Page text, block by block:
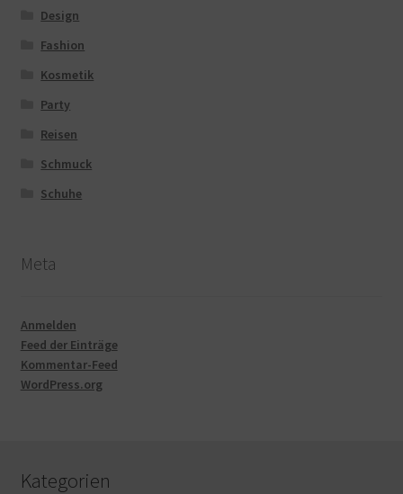
Design
Fashion
Kosmetik
Party
Reisen
Schmuck
Schuhe
Meta
Anmelden
Feed der Einträge
Kommentar-Feed
WordPress.org
Kategorien